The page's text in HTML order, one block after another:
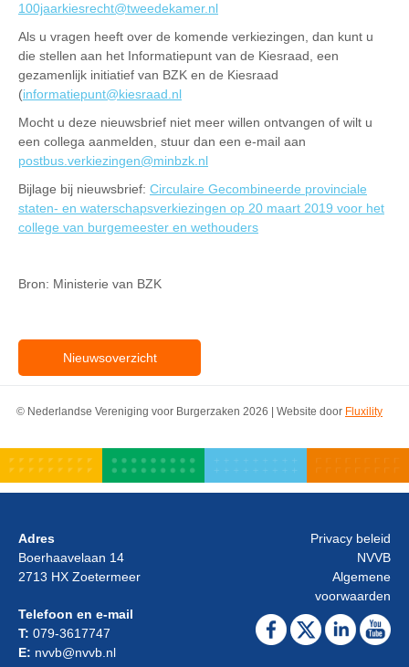
100jaarkiesrecht@tweedekamer.nl
Als u vragen heeft over de komende verkiezingen, dan kunt u
die stellen aan het Informatiepunt van de Kiesraad, een
gezamenlijk initiatief van BZK en de Kiesraad
(informatiepunt@kiesraad.nl
Mocht u deze nieuwsbrief niet meer willen ontvangen of wilt u
een collega aanmelden, stuur dan een e-mail aan
postbus.verkiezingen@minbzk.nl
Bijlage bij nieuwsbrief: Circulaire Gecombineerde provinciale
staten- en waterschapsverkiezingen op 20 maart 2019 voor het
college van burgemeester en wethouders
Bron: Ministerie van BZK
Nieuwsoverzicht
© Nederlandse Vereniging voor Burgerzaken 2026 | Website door Fluxility
Adres
Boerhaavelaan 14
2713 HX Zoetermeer
Telefoon en e-mail
T: 079-3617747
E: nvvb@nvvb.nl
Privacy beleid
NVVB
Algemene
voorwaarden